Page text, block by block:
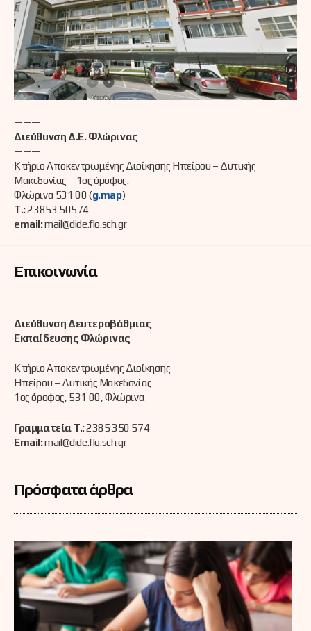
———
Διεύθυνση Δ.Ε. Φλώρινας
———
Κτήριο Αποκεντρωμένης Διοίκησης Ηπείρου – Δυτικής
Μακεδονίας – 1ος όροφος.
Φλώρινα 531 00 (g.map)
Τ.:23853 50574
email:mail@dide.flo.sch.gr
Επικοινωνία
Διεύθυνση Δευτεροβάθμιας
Εκπαίδευσης Φλώρινας
Κτήριο Αποκεντρωμένης Διοίκησης
Ηπείρου – Δυτικής Μακεδονίας
1ος όροφος, 531 00, Φλώρινα
Γραμματεία Τ.: 2385 350 574
Email:mail@dide.flo.sch.gr
Πρόσφατα άρθρα